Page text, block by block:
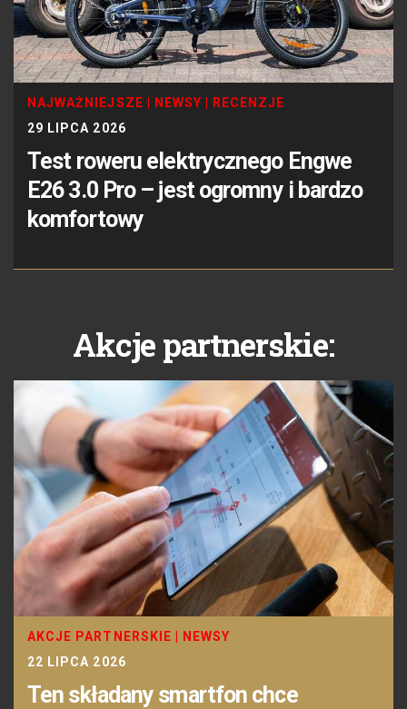
NAJWAŻNIEJSZE NEWSY
RECENZJE
29 LIPCA 2026
Test roweru elektrycznego Engwe
E26 3.0 Pro – jest ogromny i bardzo
komfortowy
Akcje partnerskie:
AKCJE PARTNERSKIE
NEWSY
22 LIPCA 2026
Ten składany smartfon chce